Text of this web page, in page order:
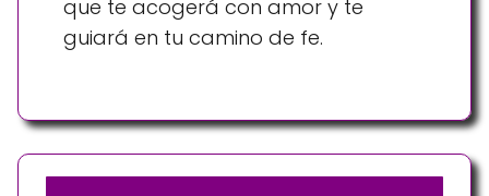
que te acogerá con amor y te
guiará en tu camino de fe.